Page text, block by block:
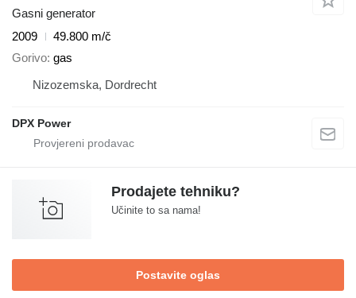
Gasni generator
2009
49.800 m/č
Gorivo gas
Nizozemska, Dordrecht
DPX Power
Prodajete tehniku?
Učinite to sa nama!
Postavite oglas